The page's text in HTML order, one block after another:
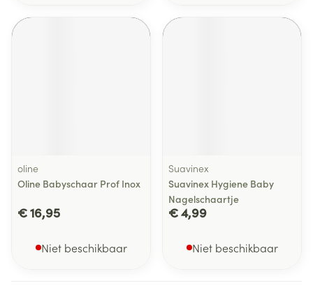
oline
Oline Babyschaar Prof Inox
€ 16,95
Niet beschikbaar
Suavinex
Suavinex Hygiene Baby
Nagelschaartje
€ 4,99
Niet beschikbaar